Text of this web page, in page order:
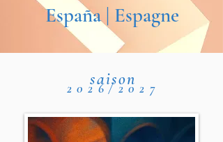
España | Espagne
saison
2026/2027